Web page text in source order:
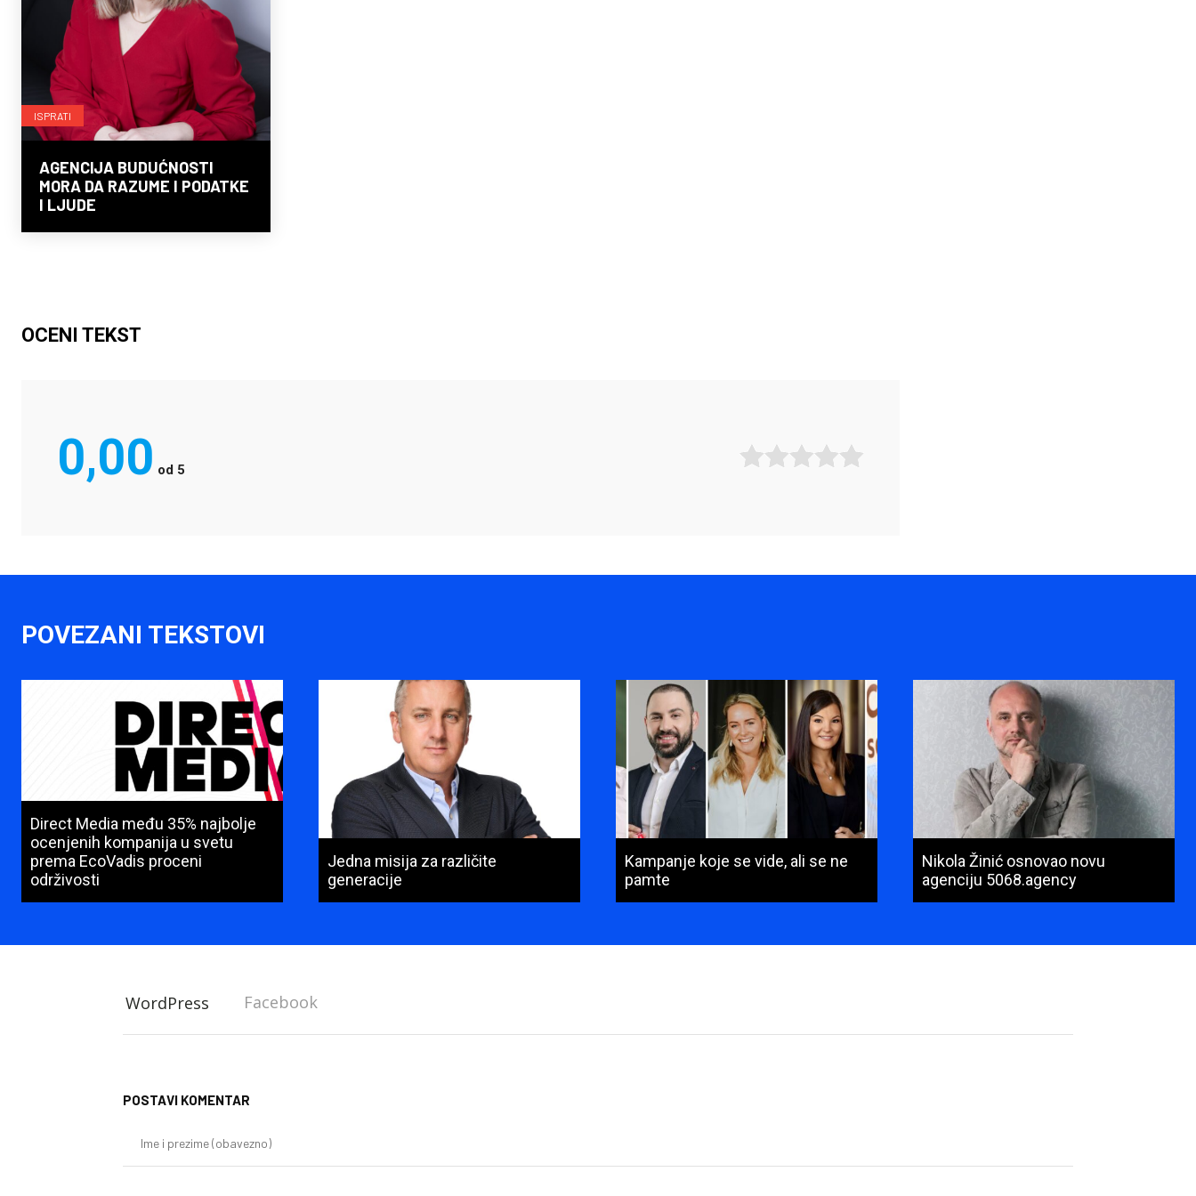
ISPRATI
AGENCIJA BUDUĆNOSTI
MORA DA RAZUME I PODATKE
I LJUDE
OCENI TEKST
0,00 od 5
POVEZANI TEKSTOVI
Direct Media među 35% najbolje
ocenjenih kompanija u svetu
prema EcoVadis proceni
održivosti
Jedna misija za različite
generacije
Kampanje koje se vide, ali se ne
pamte
Nikola Žinić osnovao novu
agenciju 5068.agency
WordPress Facebook
POSTAVI KOMENTAR
prezime